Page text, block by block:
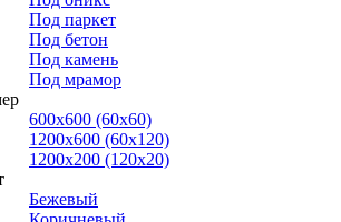
Под паркет
Под бетон
Под камень
Под мрамор
600х600 (60х60)
1200х600 (60х120)
1200х200 (120x20)
Бежевый